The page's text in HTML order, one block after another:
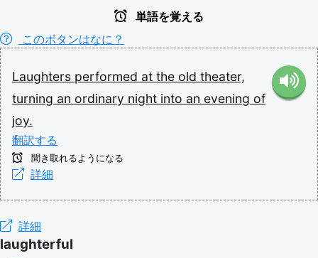
単語を覚える
このボタンはなに？
Laughters performed at the old theater,
turning an ordinary night into an evening of
joy.
翻訳する
聞き取れるようになる
詳細
詳細
laughterful